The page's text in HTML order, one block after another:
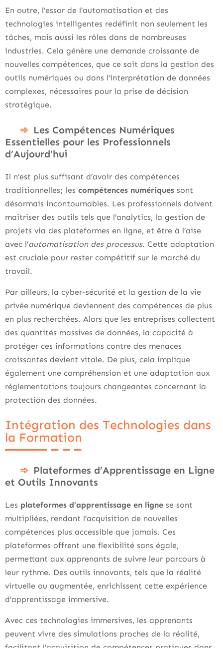
En outre, l’essor de l’automatisation et des
technologies intelligentes redéfinit non seulement les
tâches, mais aussi les rôles dans de nombreuses
industries. Cela génère une demande croissante de
nouvelles compétences, que ce soit dans la gestion des
outils numériques ou dans l’interprétation de données
complexes, nécessaires pour la prise de décision
stratégique.
Les Compétences Numériques
Essentielles pour les Professionnels
d’Aujourd’hui
Il n’est plus suffisant d’avoir des compétences
traditionnelles; les compétences numériques sont
désormais incontournables. Les professionnels doivent
maîtriser des outils tels que l’analytics, la gestion de
projets via des plateformes en ligne, et être à l’aise
avec l’automatisation des processus. Cette adaptation
est cruciale pour rester compétitif sur le marché du
travail.
Par ailleurs, la cyber-sécurité et la gestion de la vie
privée numérique deviennent des compétences de plus
en plus recherchées. Alors que les entreprises collectent
des quantités massives de données, la capacité à
protéger ces informations contre des menaces
croissantes devient vitale. De plus, cela implique
également une compréhension et une adaptation aux
réglementations toujours changeantes concernant la
protection des données.
Intégration des Technologies dans
la Formation
Plateformes d’Apprentissage en Ligne
et Outils Innovants
Les plateformes d’apprentissage en ligne se sont
multipliées, rendant l’acquisition de nouvelles
compétences plus accessible que jamais. Ces
plateformes offrent une flexibilité sans égale,
permettant aux apprenants de suivre leur parcours à
leur rythme. Des outils innovants, tels que la réalité
virtuelle ou augmentée, enrichissent cette expérience
d’apprentissage immersive.
Avec ces technologies immersives, les apprenants
peuvent vivre des simulations proches de la réalité,